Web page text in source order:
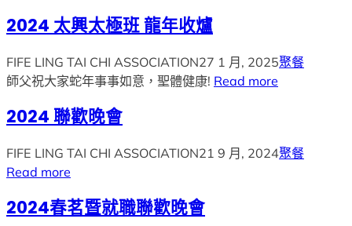
2024 太興太極班 龍年收爐
FIFE LING TAI CHI ASSOCIATION27 1 月, 2025聚餐
師父祝大家蛇年事事如意，聖體健康! Read more
2024 聯歡晚會
FIFE LING TAI CHI ASSOCIATION21 9 月, 2024聚餐
Read more
2024春茗暨就職聯歡晚會